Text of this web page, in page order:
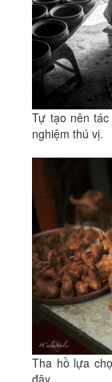
Tự tạo nên
nghiệm thú vị.
Tha hồ lựa